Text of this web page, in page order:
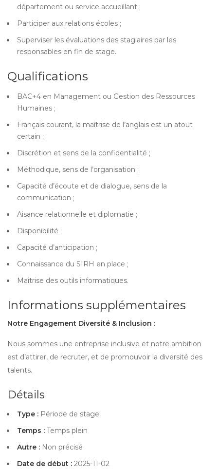
département ou service accueillant ;
Participer aux relations écoles ;
Superviser les évaluations des stagiaires par les
responsables en fin de stage.
Qualifications
BAC+4 en Management ou Gestion des Ressources
Humaines ;
Français courant, la maîtrise de l’anglais est un atout
certain ;
Discrétion et sens de la confidentialité ;
Méthodique, sens de l’organisation ;
Capacité d’écoute et de dialogue, sens de la
communication ;
Aisance relationnelle et diplomatie ;
Disponibilité ;
Capacité d’anticipation ;
Connaissance du SIRH en place ;
Maîtrise des outils informatiques.
Informations supplémentaires
Notre Engagement Diversité & Inclusion :
Nous sommes une entreprise inclusive et notre ambition
est d’attirer, de recruter, et de promouvoir la diversité des
talents.
Détails
Type : Période de stage
Temps : Temps plein
Autre : Non précisé
Date de début : 2025-11-02